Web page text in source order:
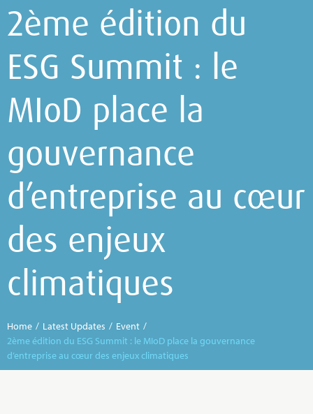
2ème édition du
ESG Summit : le
MIoD place la
gouvernance
d’entreprise au cœur
des enjeux
climatiques
Home / Latest Updates / Event /
2ème édition du ESG Summit : le MIoD place la gouvernance
d’entreprise au cœur des enjeux climatiques